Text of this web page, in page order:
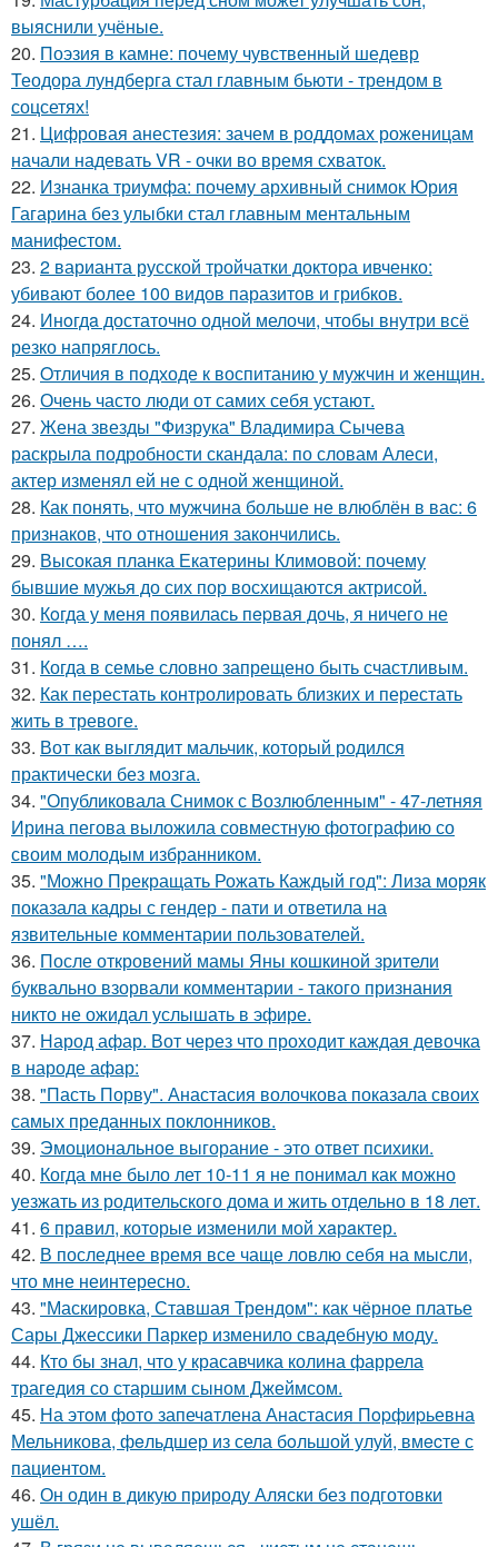
выяснили учёные.
20. Поэзия в камне: почему чувственный шедевр
Теодора лундберга стал главным бьюти - трендом в
соцсетях!
21. Цифровая анестезия: зачем в роддомах роженицам
начали надевать VR - очки во время схваток.
22. Изнанка триумфа: почему архивный снимок Юрия
Гагарина без улыбки стал главным ментальным
манифестом.
23. 2 варианта русской тройчатки доктора ивченко:
убивают более 100 видов паразитов и грибков.
24. Инoгдa достаточно одной мелочи, чтобы внутри всё
резко напряглось.
25. Oтличия в подходе к воспитанию у мужчин и женщин.
26. Очень часто люди от самих себя устают.
27. Жена звезды "Физрука" Владимира Сычева
раскрыла подробности скандала: по словам Алеси,
актер изменял ей не с одной женщиной.
28. Как понять, что мужчина больше не влюблён в вас: 6
признаков, что отношения закончились.
29. Высокая планка Екатерины Климовой: почему
бывшие мужья до сих пор восхищаются актрисой.
30. Кoгда у меня появилась пepвая дочь, я ничего не
понял ….
31. Когда в семье словно запрещено быть счастливым.
32. Как перестать контролировать близких и перестать
жить в тревоге.
33. Вот как выглядит мальчик, который родился
практически без мозга.
34. "Опубликовала Снимок с Возлюбленным" - 47-летняя
Ирина пегова выложила совместную фотографию со
своим молодым избранником.
35. "Можно Прекращать Рожать Каждый год": Лиза моряк
показала кадры с гендер - пати и ответила на
язвительные комментарии пользователей.
36. После откровений мамы Яны кошкиной зрители
буквально взорвали комментарии - такого признания
никто не ожидал услышать в эфире.
37. Народ афар. Вот через что проходит каждая девочка
в народе афар:
38. "Пасть Порву". Анастасия волочкова показала своих
самых преданных поклонников.
39. Эмоциональное выгорание - это ответ психики.
40. Когда мне было лет 10-11 я не понимал как можно
уезжать из родительского дома и жить отдельно в 18 лет.
41. 6 прaвил, которые изменили мой хaрaктер.
42. В последнее время все чаще ловлю себя на мысли,
что мне неинтересно.
43. "Маскировка, Ставшая Трендом": как чёрное платье
Сары Джессики Паркер изменило свадебную моду.
44. Кто бы знал, что у красавчика колина фаррела
трагедия со старшим сыном Джеймсом.
45. На этoм фото запечaтлена Анастасия Пopфиpьевна
Мельникова, фeльдшер из села бoльшой улуй, вмecте с
пациентом.
46. Он один в дикую природу Аляски без подготовки
ушёл.